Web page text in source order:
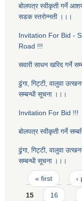
बाेलपत्र स्वीकृती गर्ने
सडक स्तराेन्नती ।।।
Invitation For Bid -
Road !!!
सवारी साधन खरिद गर्ने
ढुंगा, गिट्टी, वालुवा
सम्बन्धी सूचना ।।।
Invitation For Bid !!!
बाेलपत्र स्वीकृती गर्ने
ढुंगा, गिट्टी, वालुवा
सम्बन्धी सूचना ।।।
Pages
« first ‹
15 16